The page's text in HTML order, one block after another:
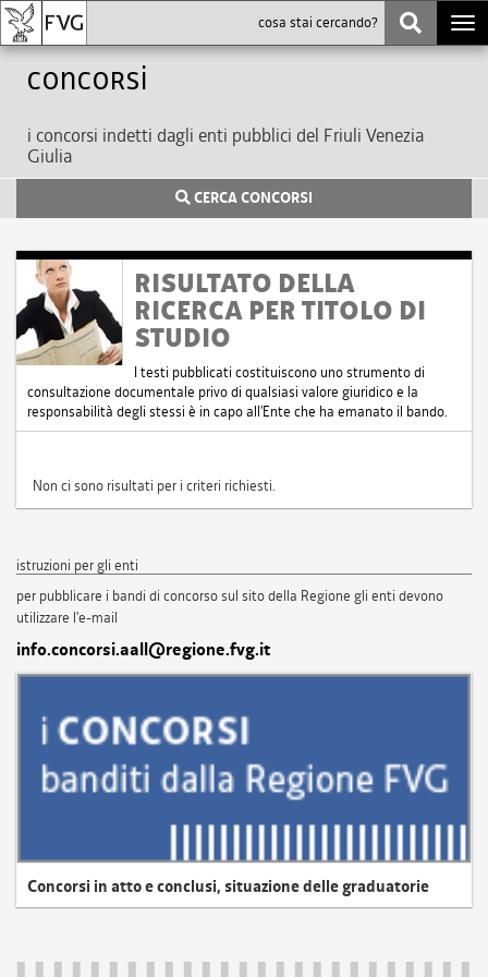
Concorsi
i concorsi indetti dagli enti pubblici del Friuli Venezia
Giulia
CERCA CONCORSI
RISULTATO DELLA
RICERCA PER TITOLO DI
STUDIO
I testi pubblicati costituiscono uno strumento di
consultazione documentale privo di qualsiasi valore giuridico e la
responsabilità degli stessi è in capo all'Ente che ha emanato il bando.
Non ci sono risultati per i criteri richiesti.
istruzioni per gli enti
per pubblicare i bandi di concorso sul sito della Regione gli enti devono
utilizzare l'e-mail
info.concorsi.aall@regione.fvg.it
Concorsi in atto e conclusi, situazione delle graduatorie